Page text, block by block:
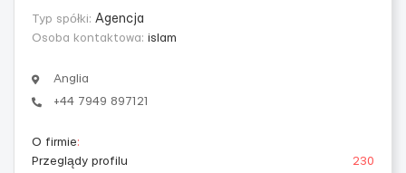
Typ spółki: Agencja
Osoba kontaktowa: islam
Anglia
+44 7949 897121
O firmie:
Przeglądy profilu
230